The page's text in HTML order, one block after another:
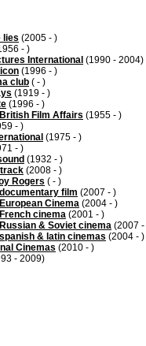
lies (2005 - )
- )
International (1990 - 2004)
(1996 - )
club ( - )
(1919 - )
(1996 - )
Film Affairs (1955 - )
- )
(1975 - )
- )
(1932 - )
(2008 - )
Rogers ( - )
film (2007 - )
Cinema (2004 - )
cinema (2001 - )
& Soviet cinema (2007 -
& latin cinemas (2004 - )
Cinemas (2010 - )
- 2009)